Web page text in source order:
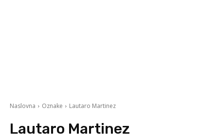
Naslovna Oznake Lautaro Martinez
Lautaro Martinez